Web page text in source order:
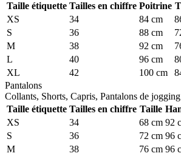
Taille étiquette Tailles en chiffre Poitrine
XS
34 84 cm
S
36 88 cm
M
38 92 cm
L
40 96 cm
XL
42 100 cm
Pantalons
Collants, Shorts, Capris, Pantalons de jogging
Taille étiquette Tailles en chiffre Taille
XS
34 68 cm 92
S
36 72 cm 96
M
38 76 cm 96